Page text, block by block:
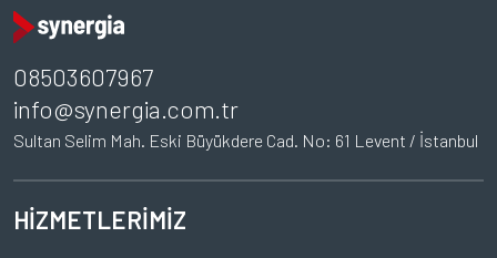
08503607967
info@synergia.com.tr
Sultan Selim Mah. Eski Büyükdere Cad. No: 61 Levent / İstanbul
HİZMETLERİMİZ